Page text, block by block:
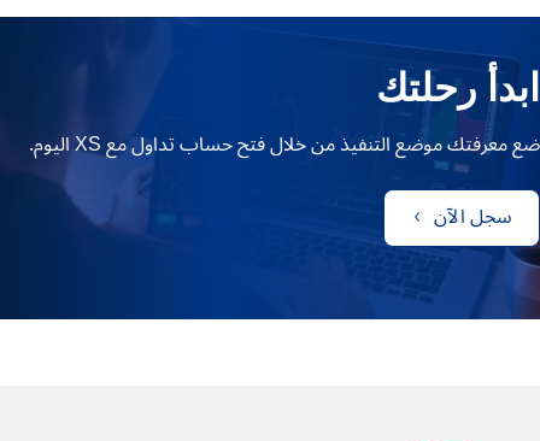
ابدأ رحلتك
ضع معرفتك موضع التنفيذ من خلال فتح حساب تداول مع XS اليوم.
سجل الآن